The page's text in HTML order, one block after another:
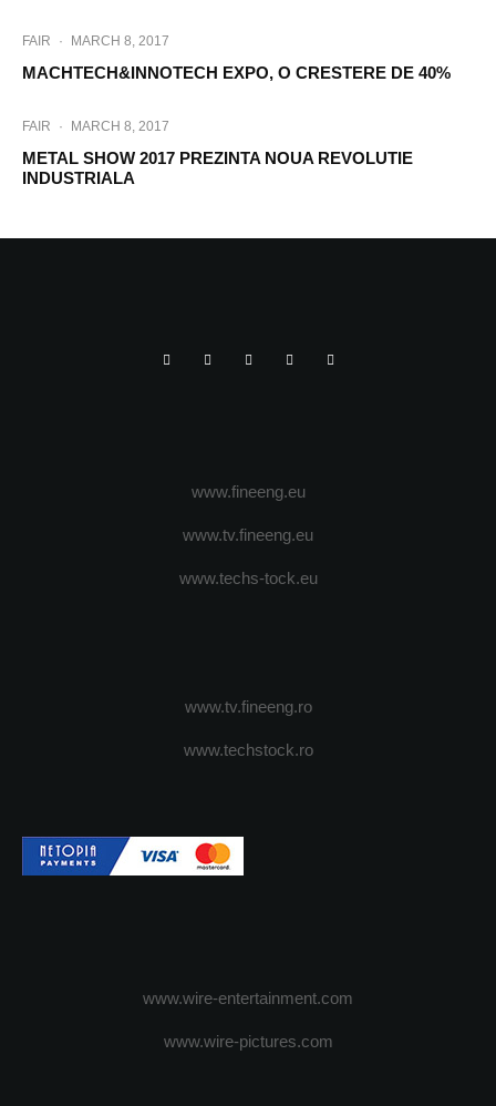
FAIR · MARCH 8, 2017
MACHTECH&INNOTECH EXPO, O CRESTERE DE 40%
FAIR · MARCH 8, 2017
METAL SHOW 2017 PREZINTA NOUA REVOLUTIE
INDUSTRIALA
www.fineeng.eu
www.tv.fineeng.eu
www.techs-tock.eu
www.tv.fineeng.ro
www.techstock.ro
www.wire-entertainment.com
www.wire-pictures.com